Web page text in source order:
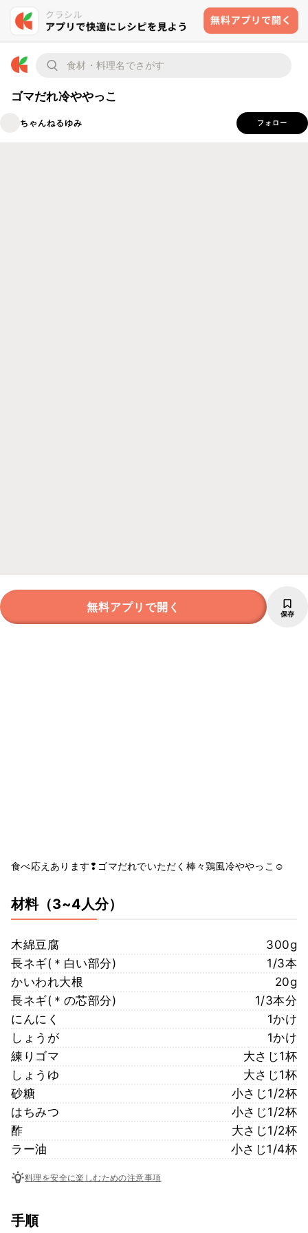
ゴマだれ冷ややっこ
ちゃんねるゆみ フォロー
無料アプリで開く 保存
食べ応えあります❢ゴマだれでいただく棒々鶏風冷ややっこ☺
材料（3~4人分）
木綿豆腐
300g
長ネギ(＊白い部分)
1/3本
かいわれ大根
20g
長ネギ(＊の芯部分)
1/3本分
にんにく
1かけ
しょうが
1かけ
練りゴマ
大さじ1杯
しょうゆ
大さじ1杯
砂糖
小さじ1/2杯
はちみつ
小さじ1/2杯
酢
大さじ1/2杯
ラー油
小さじ1/4杯
料理を安全に楽しむための注意事項
手順